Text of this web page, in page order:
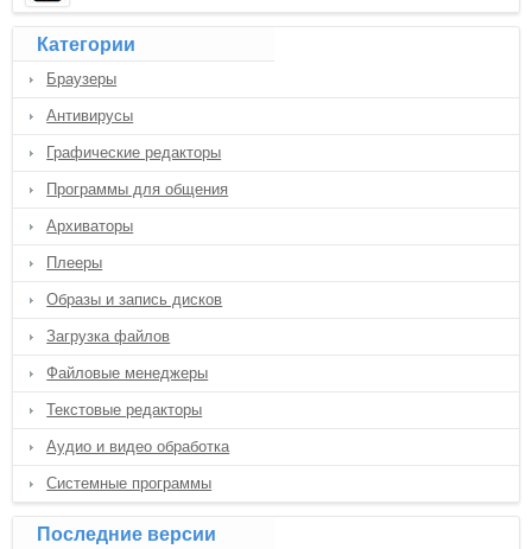
Категории
Браузеры
Антивирусы
Графические редакторы
Программы для общения
Архиваторы
Плееры
Образы и запись дисков
Загрузка файлов
Файловые менеджеры
Текстовые редакторы
Аудио и видео обработка
Системные программы
Последние версии